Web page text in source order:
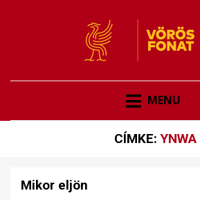
VÖRÖS FONAT
MENU
CÍMKE: YNWA
Mikor eljön